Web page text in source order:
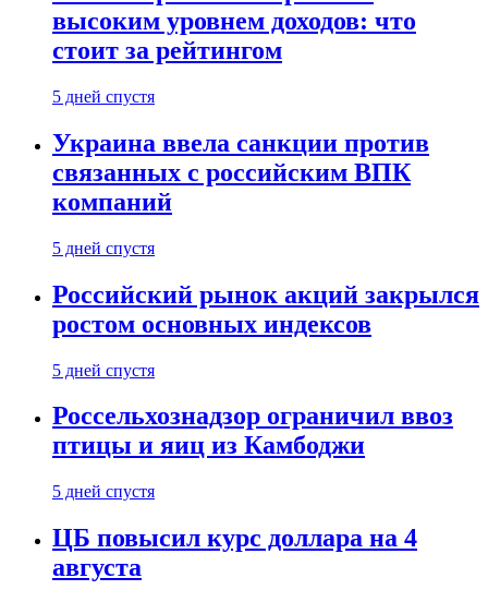
высоким уровнем доходов: что
стоит за рейтингом
5 дней спустя
Украина ввела санкции против
связанных с российским ВПК
компаний
5 дней спустя
Российский рынок акций закрылся
ростом основных индексов
5 дней спустя
Россельхознадзор ограничил ввоз
птицы и яиц из Камбоджи
5 дней спустя
ЦБ повысил курс доллара на 4
августа